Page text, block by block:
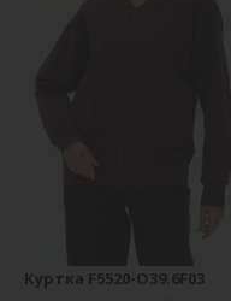
Куртка F5520-O39.6F03